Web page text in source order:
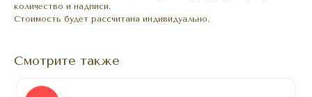
количество и надписи.
Стоимость будет рассчитана индивидуально.
Смотрите также